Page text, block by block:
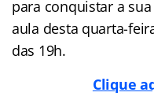
para conquistar a
aula desta quarta-
das 19h.
Clique